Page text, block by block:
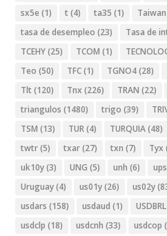
sx5e (1) t (4) ta35 (1) Taiwan
tasa de desempleo (23) Tasa de
TCEHY(25) TCOM (1)
Teo (50) TFC(1) TGNO4(28)
Tlt (120) Tnx (226) TRAN (22)
triangulos (1480) trigo (39)
TSM (13) TUR(4) TURQUIA(48)
twtr(5) txar(27) txn (7) Tyx
uk10y(3) UNG (5) unh (6) ups
Uruguay(4) us01y(26) us02y
usdars (158) usdaud (1) USDBRL
usdclp (18) usdcnh (33) usdcop